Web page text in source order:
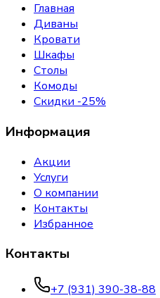
Главная
Диваны
Кровати
Шкафы
Столы
Комоды
Скидки -25%
Информация
Акции
Услуги
О компании
Контакты
Избранное
Контакты
+7 (931) 390-38-88